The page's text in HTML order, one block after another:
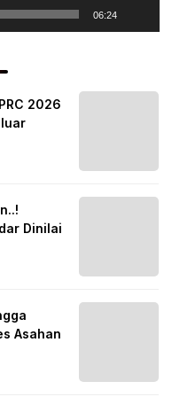
06:24
2026
Dinilai
Asahan